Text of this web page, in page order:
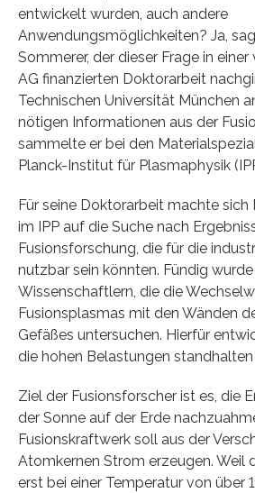
entwickelt wurden, auch andere
Anwendungsmöglichkeiten? Ja,
Sommerer, der dieser Frage in
AG finanzierten Doktorarbeit
Technischen Universität München
nötigen Informationen aus der
sammelte er bei den
Planck-Institut für Plasmaphysik
Für seine Doktorarbeit machte
im IPP auf die Suche nach
Fusionsforschung, die für die
nutzbar sein könnten. Fündig
Wissenschaftlern, die die
Fusionsplasmas mit den Wänden
Gefäßes untersuchen. Hierfür
die hohen Belastungen standhalten
Ziel der Fusionsforscher ist es, die
der Sonne auf der Erde
Fusionskraftwerk soll aus der
Atomkernen Strom erzeugen. Weil
erst bei einer Temperatur von über